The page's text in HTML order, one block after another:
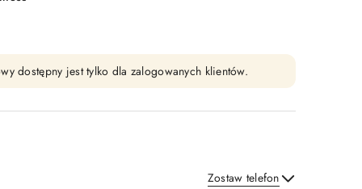
dostępny jest tylko dla zalogowanych klientów.
Zostaw telefon